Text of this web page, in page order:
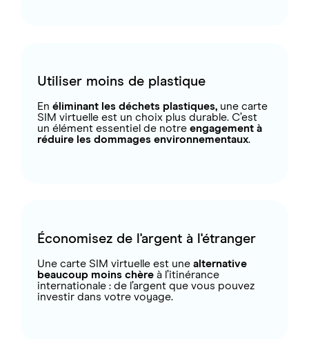
Utiliser moins de plastique
En éliminant les déchets plastiques,une carte
SIM virtuelle est un choix plus durable. C’est
un élément essentiel de notre engagement à
réduire les dommages environnementaux.
Économisez de l'argent à l'étranger
Une carte SIM virtuelle est une alternative
beaucoup moins chèreà l’itinérance
internationale : de l’argent que vous pouvez
investir dans votre voyage.